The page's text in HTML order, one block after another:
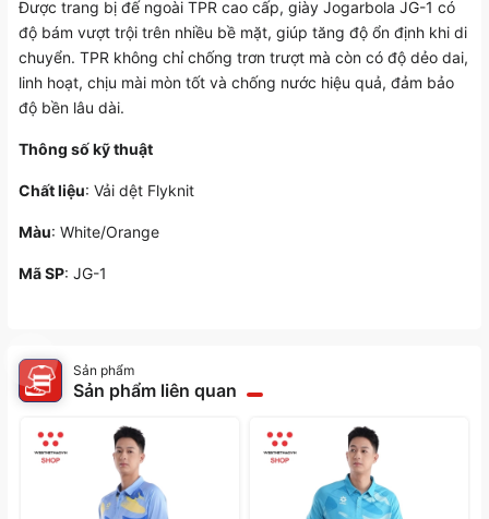
Được trang bị đế ngoài TPR cao cấp, giày Jogarbola JG-1 có
độ bám vượt trội trên nhiều bề mặt, giúp tăng độ ổn định khi di
chuyển. TPR không chỉ chống trơn trượt mà còn có độ dẻo dai,
linh hoạt, chịu mài mòn tốt và chống nước hiệu quả, đảm bảo
độ bền lâu dài.
Thông số kỹ thuật
Chất liệu: Vải dệt Flyknit
Màu: White/Orange
Mã SP: JG-1
Sản phẩm
Sản phẩm liên quan